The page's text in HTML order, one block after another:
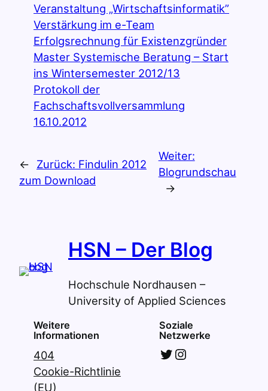
Veranstaltung „Wirtschaftsinformatik”
Verstärkung im e-Team
Erfolgsrechnung für Existenzgründer
Master Systemische Beratung – Start
ins Wintersemester 2012/13
Protokoll der
Fachschaftsvollversammlung
16.10.2012
← Zurück: Findulin 2012
zum Download
Weiter:
Blogrundschau
→
HSN – Der Blog
Hochschule Nordhausen –
University of Applied Sciences
Weitere
Informationen
404
Cookie-Richtlinie
(EU)
Soziale
Netzwerke
Twitter Instagram